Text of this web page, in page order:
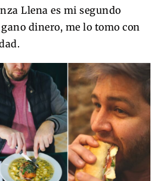
Llena es mi segundo
dinero, me lo tomo con